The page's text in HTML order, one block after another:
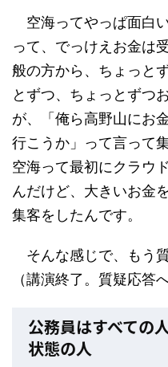
空海ってやっぱ面白
って、でっけえお金は
般の方から、ちょっと
とずつ、ちょっとずつ
が、「俺ら高野山にお
行こうか」って言って
空海って最初にクラウ
んだけど、大きいお金
集客をしたんです。
そんな感じで、もう
（講演終了。質疑応答へ
公務員はすべての
状態の人